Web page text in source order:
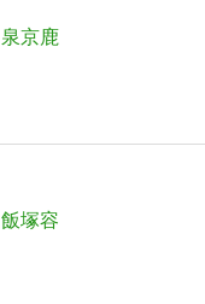
泉京鹿
飯塚容